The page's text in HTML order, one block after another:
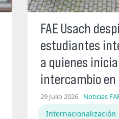
FAE Usach
estudiantes
a quienes
intercambio
29 Julio 2026 Noticias
Internacionalización